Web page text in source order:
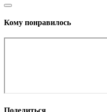
Кому понравилось